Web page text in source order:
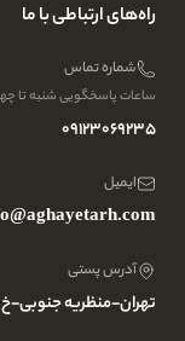
راه‌های ارتباطی با ما
شماره تماس
ساعات پاسخگویی شنبه تا
09123069235
ایمیل
آدرس پستی
تهران-منظریه جنوبی-